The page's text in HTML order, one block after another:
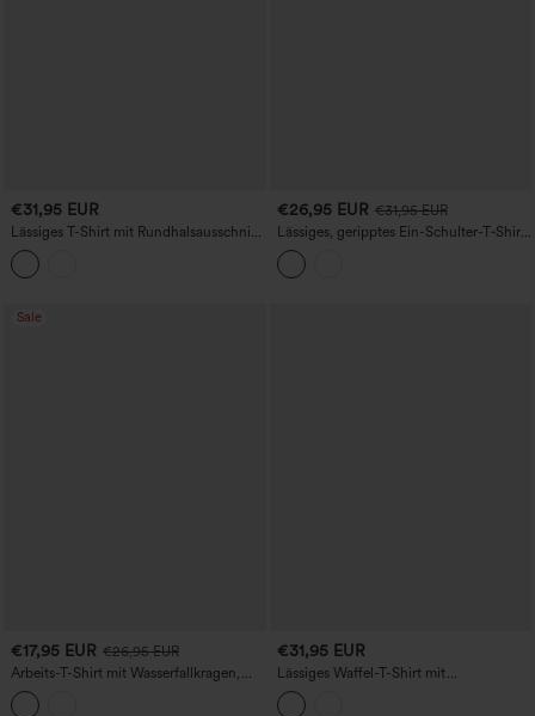
€31,95 EUR
Lässiges T-Shirt mit Rundhalsausschnitt,
kurzen Ärmeln, integriertem BH und
geschwungenem Saum
€26,95 EUR €31,95 EUR
Lässiges, geripptes Ein-Schulter-T‑Shirt
mit kurzen Ärmeln, Raffung und
integriertem BH
Sale
€17,95 EUR €26,95 EUR
Arbeits-T-Shirt mit Wasserfallkragen,
langen Ärmeln und Rüschensaum
€31,95 EUR
Lässiges Waffel-T-Shirt mit
Rundhalsausschnitt, Cut-Out, langen
Ärmeln und Rüschensaum